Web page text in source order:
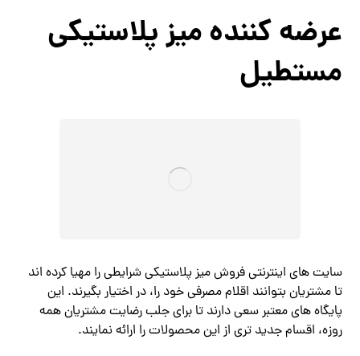
عرضه کننده میز پلاستیکی
مستطیل
سایت های اینترنتی فروش میز پلاستیکی شرایطی را مهیا کرده اند
تا مشتریان بتوانند اقلام مصرفی خود را، در اختیار بگیرند. این
پایگاه های معتبر سعی دارند تا برای جلب رضایت مشتریان همه
روزه، اقسام جدید تری از این محصولات را ارائه نمایند.